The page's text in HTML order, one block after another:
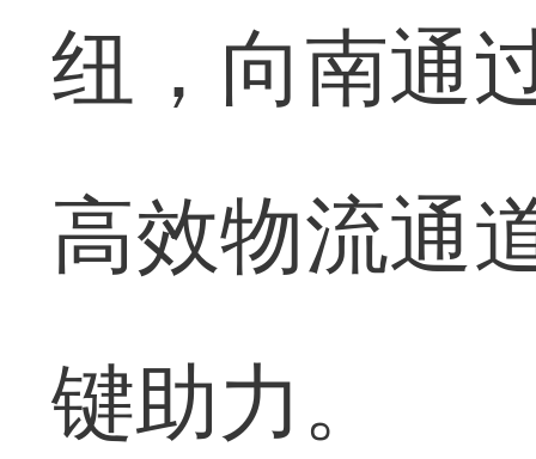
纽，向南通
高效物流通
键助力。